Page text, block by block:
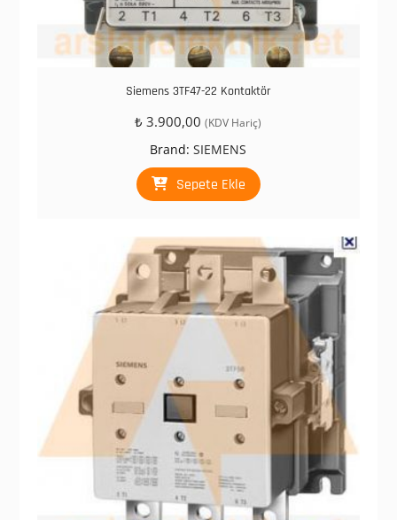
Siemens 3TF47-22 Kontaktör
₺ 3.900,00 (KDV Hariç)
Brand:SIEMENS
Sepete Ekle